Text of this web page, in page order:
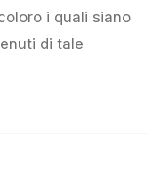
i quali siano
di tale